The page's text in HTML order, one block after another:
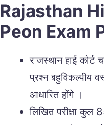
Rajasthan
Peon Exam
राजस्थान हाई कोर्ट
प्रश्न बहुविकल्पीय
आधारित होंगे ।
लिखित परीक्षा कुल